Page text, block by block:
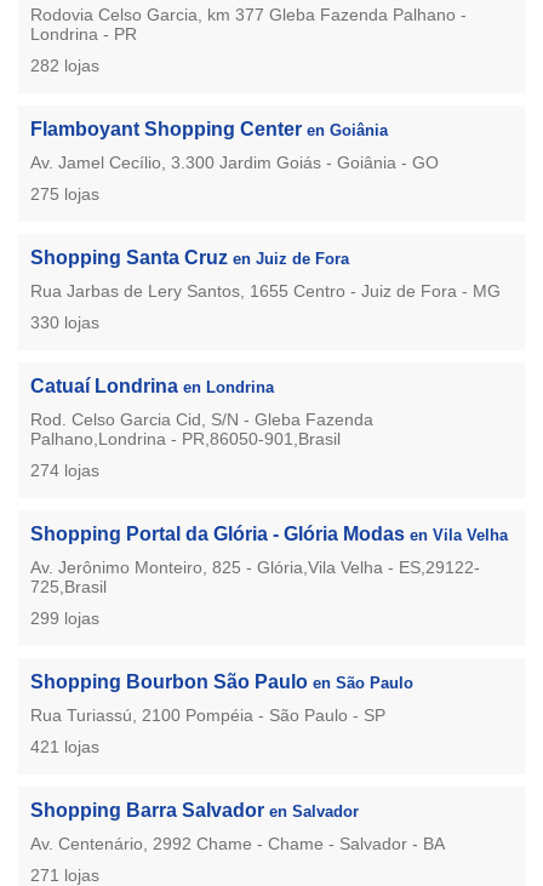
Rodovia Celso Garcia, km 377 Gleba Fazenda Palhano -
Londrina - PR
282 lojas
Flamboyant Shopping Center en Goiânia
Av. Jamel Cecílio, 3.300 Jardim Goiás - Goiânia - GO
275 lojas
Shopping Santa Cruz en Juiz de Fora
Rua Jarbas de Lery Santos, 1655 Centro - Juiz de Fora - MG
330 lojas
Catuaí Londrina en Londrina
Rod. Celso Garcia Cid, S/N - Gleba Fazenda
Palhano,Londrina - PR,86050-901,Brasil
274 lojas
Shopping Portal da Glória - Glória Modas en Vila Velha
Av. Jerônimo Monteiro, 825 - Glória,Vila Velha - ES,29122-
725,Brasil
299 lojas
Shopping Bourbon São Paulo en São Paulo
Rua Turiassú, 2100 Pompéia - São Paulo - SP
421 lojas
Shopping Barra Salvador en Salvador
Av. Centenário, 2992 Chame - Chame - Salvador - BA
271 lojas